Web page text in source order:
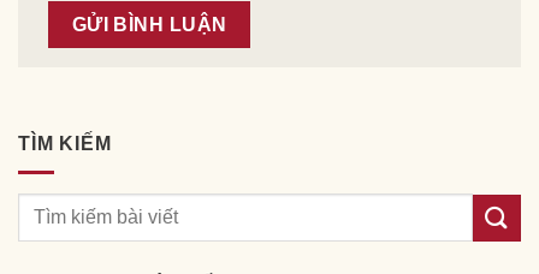
TÌM KIẾM